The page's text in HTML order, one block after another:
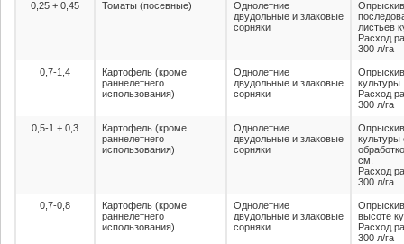
0,25 + 0,45 Томаты (посевные)
Однолетние
двудольные и злаковые
сорняки
листьев
Расход
300 л/га
0,7-1,4
Картофель (кроме
раннелетнего
использования)
Однолетние
двудольные и злаковые
сорняки
культуры.
Расход
300 л/га
0,5-1 + 0,3
Картофель (кроме
раннелетнего
использования)
Однолетние
двудольные и злаковые
сорняки
см.
Расход
300 л/га
0,7-0,8
Картофель (кроме
раннелетнего
использования)
Однолетние
двудольные и злаковые
сорняки
высоте
Расход
300 л/га